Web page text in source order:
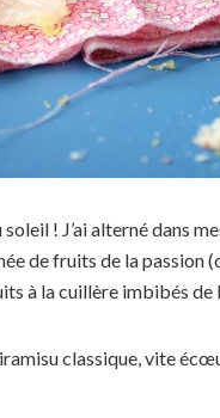
! J’ai alterné dans
de fruits de la passion
à la cuillère imbibés de
classique, vite